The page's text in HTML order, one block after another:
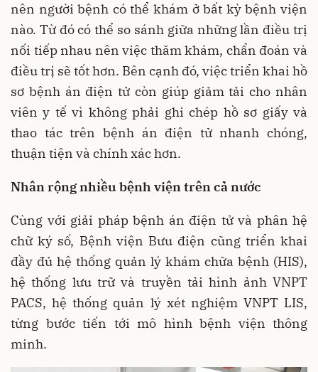
nên người bệnh có thể khám ở bất kỳ bệnh viện
nào. Từ đó có thể so sánh giữa những lần điều trị
nối tiếp nhau nên việc thăm khám, chẩn đoán và
điều trị sẽ tốt hơn. Bên cạnh đó, việc triển khai hồ
sơ bệnh án điện tử còn giúp giảm tải cho nhân
viên y tế vì không phải ghi chép hồ sơ giấy và
thao tác trên bệnh án điện tử nhanh chóng,
thuận tiện và chính xác hơn.
Nhân rộng nhiều bệnh viện trên cả nước
Cùng với giải pháp bệnh án điện tử và phân hệ
chữ ký số, Bệnh viện Bưu điện cũng triển khai
đầy đủ hệ thống quản lý khám chữa bệnh (HIS),
hệ thống lưu trữ và truyền tải hình ảnh VNPT
PACS, hệ thống quản lý xét nghiệm VNPT LIS,
từng bước tiến tới mô hình bệnh viện thông
minh.